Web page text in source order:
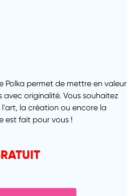
Polka permet de mettre en valeur
originalité. Vous souhaitez
la création ou encore la
est fait pour vous !